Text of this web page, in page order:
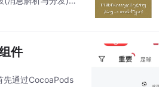
件
先通过CocoaPods